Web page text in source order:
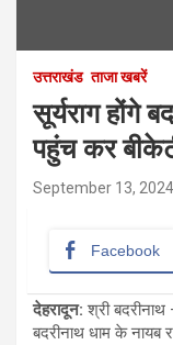
उत्तराखंड ताजा खबरें
सूर्यराग होंगे
पहुंच कर
September 13, 2024
Facebook
देहरादून: श्री बदरीनाथ
बदरीनाथ धाम के नायब